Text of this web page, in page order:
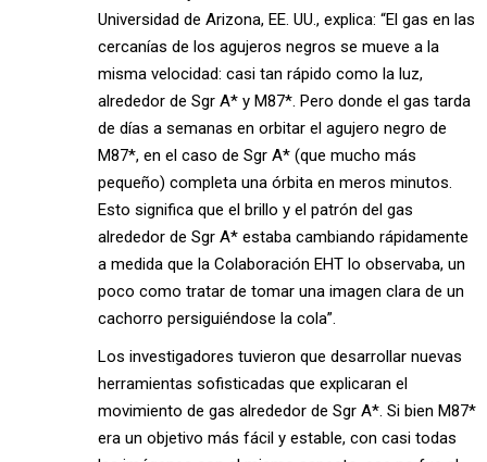
Universidad de Arizona, EE. UU., explica: “El gas en las
cercanías de los agujeros negros se mueve a la
misma velocidad: casi tan rápido como la luz,
alrededor de Sgr A* y M87*. Pero donde el gas tarda
de días a semanas en orbitar el agujero negro de
M87*, en el caso de Sgr A* (que mucho más
pequeño) completa una órbita en meros minutos.
Esto significa que el brillo y el patrón del gas
alrededor de Sgr A* estaba cambiando rápidamente
a medida que la Colaboración EHT lo observaba, un
poco como tratar de tomar una imagen clara de un
cachorro persiguiéndose la cola”.
Los investigadores tuvieron que desarrollar nuevas
herramientas sofisticadas que explicaran el
movimiento de gas alrededor de Sgr A*. Si bien M87*
era un objetivo más fácil y estable, con casi todas